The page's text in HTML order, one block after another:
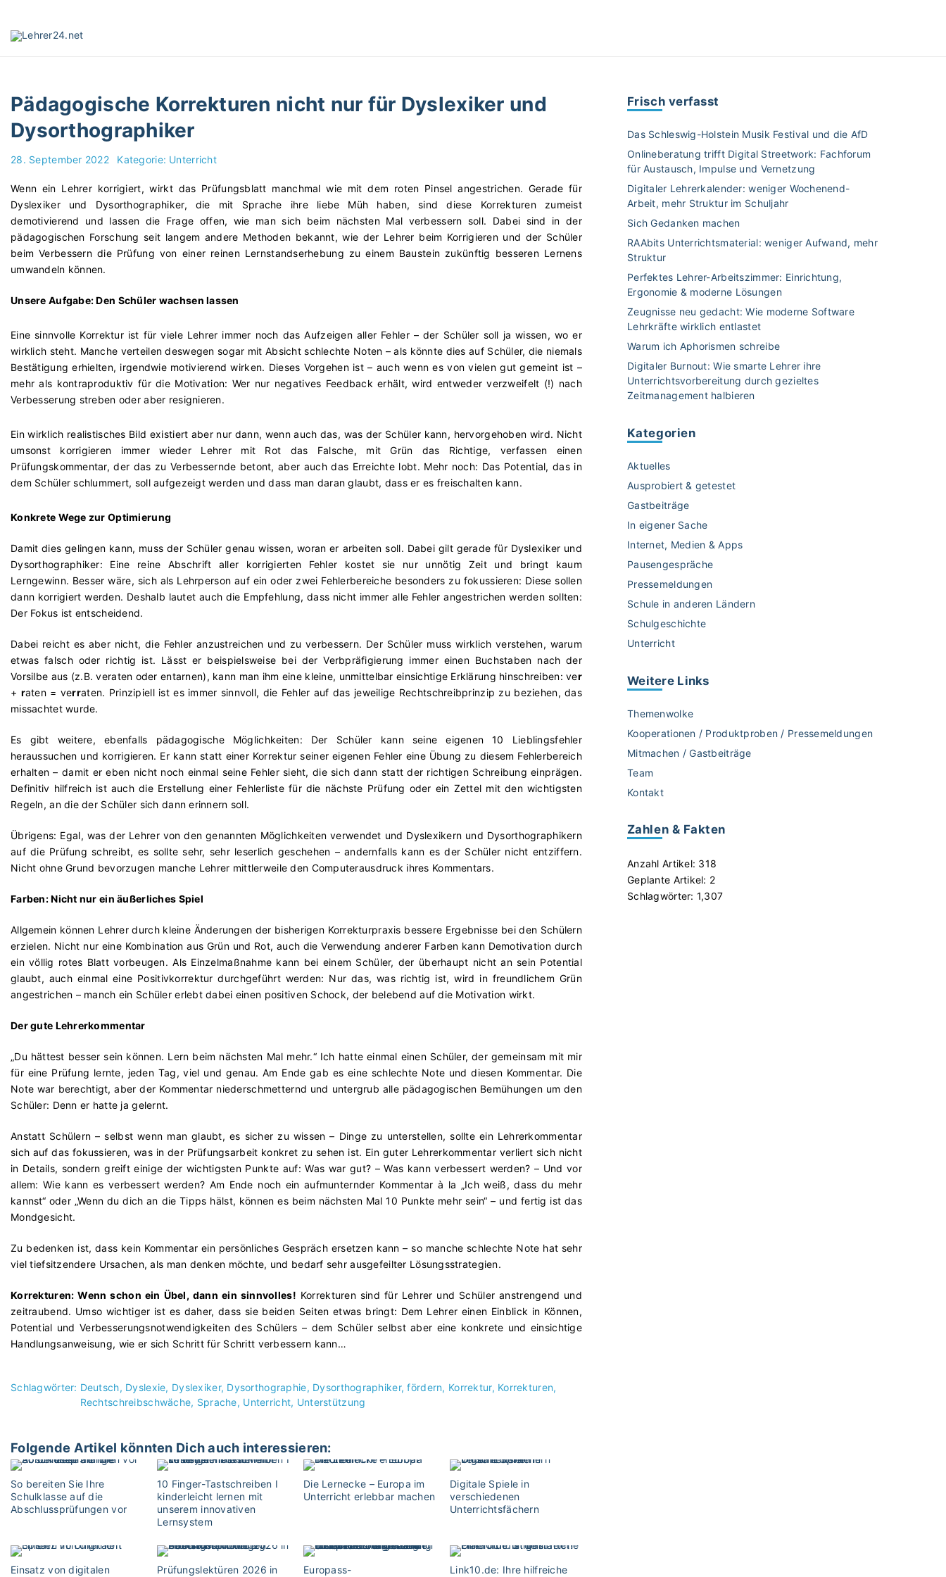
Pädagogische Korrekturen nicht nur für Dyslexiker und
Dysorthographiker
28. September 2022 Kategorie: Unterricht
Wenn ein Lehrer korrigiert, wirkt das Prüfungsblatt manchmal wie mit dem roten Pinsel angestrichen. Gerade für
Dyslexiker und Dysorthographiker, die mit Sprache ihre liebe Müh haben, sind diese Korrekturen zumeist
demotivierend und lassen die Frage offen, wie man sich beim nächsten Mal verbessern soll. Dabei sind in der
pädagogischen Forschung seit langem andere Methoden bekannt, wie der Lehrer beim Korrigieren und der Schüler
beim Verbessern die Prüfung von einer reinen Lernstandserhebung zu einem Baustein zukünftig besseren Lernens
umwandeln können.
Unsere Aufgabe: Den Schüler wachsen lassen
Eine sinnvolle Korrektur ist für viele Lehrer immer noch das Aufzeigen aller Fehler – der Schüler soll ja wissen, wo er
wirklich steht. Manche verteilen deswegen sogar mit Absicht schlechte Noten – als könnte dies auf Schüler, die niemals
Bestätigung erhielten, irgendwie motivierend wirken. Dieses Vorgehen ist – auch wenn es von vielen gut gemeint ist –
mehr als kontraproduktiv für die Motivation: Wer nur negatives Feedback erhält, wird entweder verzweifelt (!) nach
Verbesserung streben oder aber resignieren.
Ein wirklich realistisches Bild existiert aber nur dann, wenn auch das, was der Schüler kann, hervorgehoben wird. Nicht
umsonst korrigieren immer wieder Lehrer mit Rot das Falsche, mit Grün das Richtige, verfassen einen
Prüfungskommentar, der das zu Verbessernde betont, aber auch das Erreichte lobt. Mehr noch: Das Potential, das in
dem Schüler schlummert, soll aufgezeigt werden und dass man daran glaubt, dass er es freischalten kann.
Konkrete Wege zur Optimierung
Damit dies gelingen kann, muss der Schüler genau wissen, woran er arbeiten soll. Dabei gilt gerade für Dyslexiker und
Dysorthographiker: Eine reine Abschrift aller korrigierten Fehler kostet sie nur unnötig Zeit und bringt kaum
Lerngewinn. Besser wäre, sich als Lehrperson auf ein oder zwei Fehlerbereiche besonders zu fokussieren: Diese sollen
dann korrigiert werden. Deshalb lautet auch die Empfehlung, dass nicht immer alle Fehler angestrichen werden sollten:
Der Fokus ist entscheidend.
Dabei reicht es aber nicht, die Fehler anzustreichen und zu verbessern. Der Schüler muss wirklich verstehen, warum
etwas falsch oder richtig ist. Lässt er beispielsweise bei der Verbpräfigierung immer einen Buchstaben nach der
Vorsilbe aus (z.B. veraten oder entarnen), kann man ihm eine kleine, unmittelbar einsichtige Erklärung hinschreiben: ver
+ raten = verraten. Prinzipiell ist es immer sinnvoll, die Fehler auf das jeweilige Rechtschreibprinzip zu beziehen, das
missachtet wurde.
Es gibt weitere, ebenfalls pädagogische Möglichkeiten: Der Schüler kann seine eigenen 10 Lieblingsfehler
heraussuchen und korrigieren. Er kann statt einer Korrektur seiner eigenen Fehler eine Übung zu diesem Fehlerbereich
erhalten – damit er eben nicht noch einmal seine Fehler sieht, die sich dann statt der richtigen Schreibung einprägen.
Definitiv hilfreich ist auch die Erstellung einer Fehlerliste für die nächste Prüfung oder ein Zettel mit den wichtigsten
Regeln, an die der Schüler sich dann erinnern soll.
Übrigens: Egal, was der Lehrer von den genannten Möglichkeiten verwendet und Dyslexikern und Dysorthographikern
auf die Prüfung schreibt, es sollte sehr, sehr leserlich geschehen – andernfalls kann es der Schüler nicht entziffern.
Nicht ohne Grund bevorzugen manche Lehrer mittlerweile den Computerausdruck ihres Kommentars.
Farben: Nicht nur ein äußerliches Spiel
Allgemein können Lehrer durch kleine Änderungen der bisherigen Korrekturpraxis bessere Ergebnisse bei den Schülern
erzielen. Nicht nur eine Kombination aus Grün und Rot, auch die Verwendung anderer Farben kann Demotivation durch
ein völlig rotes Blatt vorbeugen. Als Einzelmaßnahme kann bei einem Schüler, der überhaupt nicht an sein Potential
glaubt, auch einmal eine Positivkorrektur durchgeführt werden: Nur das, was richtig ist, wird in freundlichem Grün
angestrichen – manch ein Schüler erlebt dabei einen positiven Schock, der belebend auf die Motivation wirkt.
Der gute Lehrerkommentar
„Du hättest besser sein können. Lern beim nächsten Mal mehr.“ Ich hatte einmal einen Schüler, der gemeinsam mit mir
für eine Prüfung lernte, jeden Tag, viel und genau. Am Ende gab es eine schlechte Note und diesen Kommentar. Die
Note war berechtigt, aber der Kommentar niederschmetternd und untergrub alle pädagogischen Bemühungen um den
Schüler: Denn er hatte ja gelernt.
Anstatt Schülern – selbst wenn man glaubt, es sicher zu wissen – Dinge zu unterstellen, sollte ein Lehrerkommentar
sich auf das fokussieren, was in der Prüfungsarbeit konkret zu sehen ist. Ein guter Lehrerkommentar verliert sich nicht
in Details, sondern greift einige der wichtigsten Punkte auf: Was war gut? – Was kann verbessert werden? – Und vor
allem: Wie kann es verbessert werden? Am Ende noch ein aufmunternder Kommentar à la „Ich weiß, dass du mehr
kannst“ oder „Wenn du dich an die Tipps hälst, können es beim nächsten Mal 10 Punkte mehr sein“ – und fertig ist das
Mondgesicht.
Zu bedenken ist, dass kein Kommentar ein persönliches Gespräch ersetzen kann – so manche schlechte Note hat sehr
viel tiefsitzendere Ursachen, als man denken möchte, und bedarf sehr ausgefeilter Lösungsstrategien.
Korrekturen: Wenn schon ein Übel, dann ein sinnvolles! Korrekturen sind für Lehrer und Schüler anstrengend und
zeitraubend. Umso wichtiger ist es daher, dass sie beiden Seiten etwas bringt: Dem Lehrer einen Einblick in Können,
Potential und Verbesserungsnotwendigkeiten des Schülers – dem Schüler selbst aber eine konkrete und einsichtige
Handlungsanweisung, wie er sich Schritt für Schritt verbessern kann…
Schlagwörter: Deutsch Dyslexie Dyslexiker Dysorthographie Dysorthographiker fördern Korrektur Korrekturen
Rechtschreibschwäche Sprache Unterricht Unterstützung
Folgende Artikel könnten Dich auch interessieren:
So bereiten Sie Ihre
Schulklasse auf die
Abschlussprüfungen vor
10 Finger-Tastschreiben I
kinderleicht lernen mit
unserem innovativen
Lernsystem
Die Lernecke – Europa im
Unterricht erlebbar machen
Digitale Spiele in
verschiedenen
Unterrichtsfächern
Einsatz von digitalen
Prüfungslektüren 2026 in
Europass-
Link10.de: Ihre hilfreiche
Frisch verfasst
Das Schleswig-Holstein Musik Festival und die AfD
Onlineberatung trifft Digital Streetwork: Fachforum
für Austausch, Impulse und Vernetzung
Digitaler Lehrerkalender: weniger Wochenend-
Arbeit, mehr Struktur im Schuljahr
Sich Gedanken machen
RAAbits Unterrichtsmaterial: weniger Aufwand, mehr
Struktur
Perfektes Lehrer-Arbeitszimmer: Einrichtung,
Ergonomie & moderne Lösungen
Zeugnisse neu gedacht: Wie moderne Software
Lehrkräfte wirklich entlastet
Warum ich Aphorismen schreibe
Digitaler Burnout: Wie smarte Lehrer ihre
Unterrichtsvorbereitung durch gezieltes
Zeitmanagement halbieren
Kategorien
Aktuelles
Ausprobiert & getestet
Gastbeiträge
In eigener Sache
Internet, Medien & Apps
Pausengespräche
Pressemeldungen
Schule in anderen Ländern
Schulgeschichte
Unterricht
Weitere Links
Themenwolke
Kooperationen / Produktproben / Pressemeldungen
Mitmachen / Gastbeiträge
Team
Kontakt
Zahlen & Fakten
Anzahl Artikel: 318
Geplante Artikel: 2
Schlagwörter: 1,307